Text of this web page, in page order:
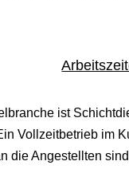
ist
Vollzeitbetrieb im
die Angestellten